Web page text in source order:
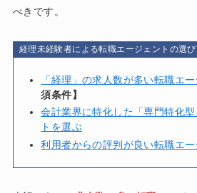
べきです。
経理未経験者による転職エージェントの選
「経理」の求人数が多い転職エ
須条件】
会計業界に特化した「専門特化
トを選ぶ
利用者からの評判が良い転職エ